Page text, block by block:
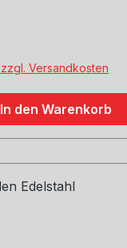
Versandkosten
In den Warenkorb